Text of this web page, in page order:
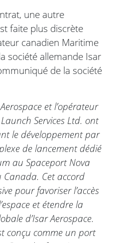
une autre
faite plus discrète
canadien Maritime
société allemande Isar
de la société
et l’opérateur
Services Ltd. ont
le développement par
de lancement dédié
au Spaceport Nova
Canada. Cet accord
pour favoriser l’accès
et étendre la
d’Isar Aerospace.
conçu comme un port